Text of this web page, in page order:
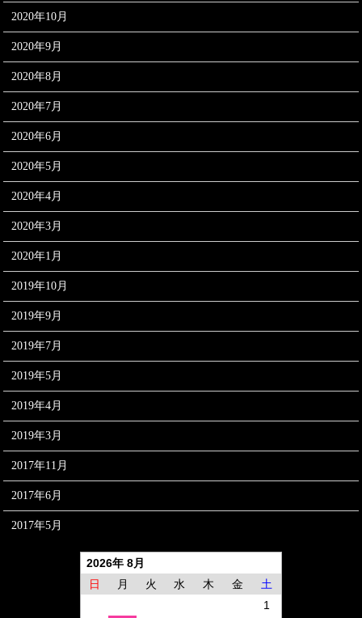
2020年10月
2020年9月
2020年8月
2020年7月
2020年6月
2020年5月
2020年4月
2020年3月
2020年1月
2019年10月
2019年9月
2019年7月
2019年5月
2019年4月
2019年3月
2017年11月
2017年6月
2017年5月
2026年 8月
日
月 火 水 木 金
土
1